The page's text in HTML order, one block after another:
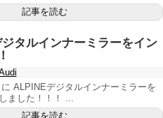
記事を読む
タルインナーミラーをイン
ALPINEデジタルインナーミラーを
ました！！！ ...
記事を読む